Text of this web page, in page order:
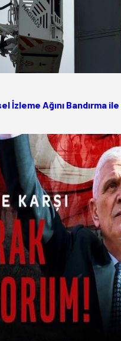
İzleme Ağını Bandırma